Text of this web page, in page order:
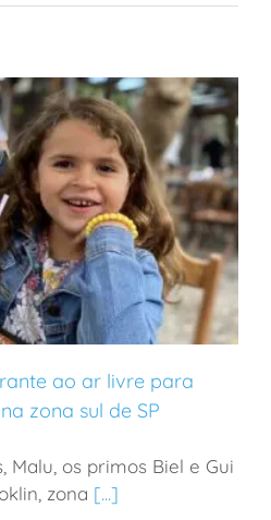
ao ar livre para visitar com
zona sul de SP
ao ar livre para
zona sul de SP
Malu, os primos Biel e Gui
zona [...]